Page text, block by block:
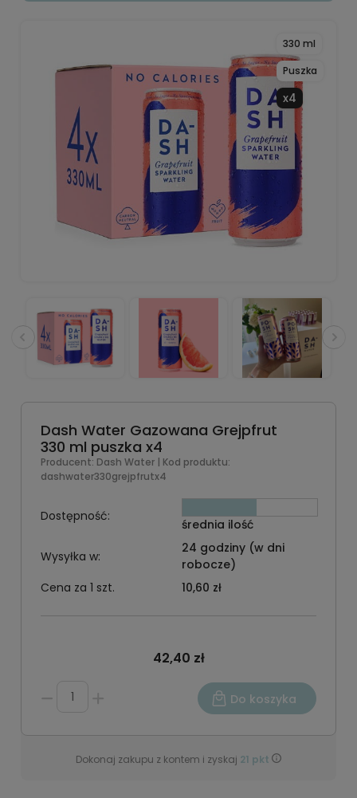
330 ml
Puszka
x4
Dash Water Gazowana Grejpfrut
330 ml puszka x4
Producent: Dash Water | Kod produktu:
dashwater330grejpfrutx4
Dostępność:
średnia ilość
Wysyłka w:
24 godziny (w dni
robocze)
Cena za 1 szt.
10,60 zł
42,40 zł
Do koszyka
Dokonaj zakupu z kontem i zyskaj 21 pkt